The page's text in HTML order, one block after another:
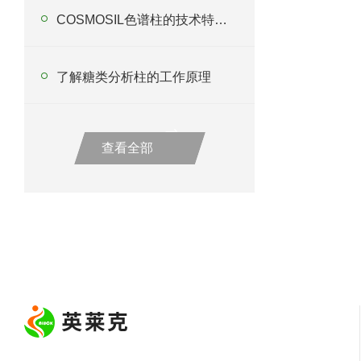
COSMOSIL色谱柱的技术特点有哪些呢？
了解糖类分析柱的工作原理
查看全部